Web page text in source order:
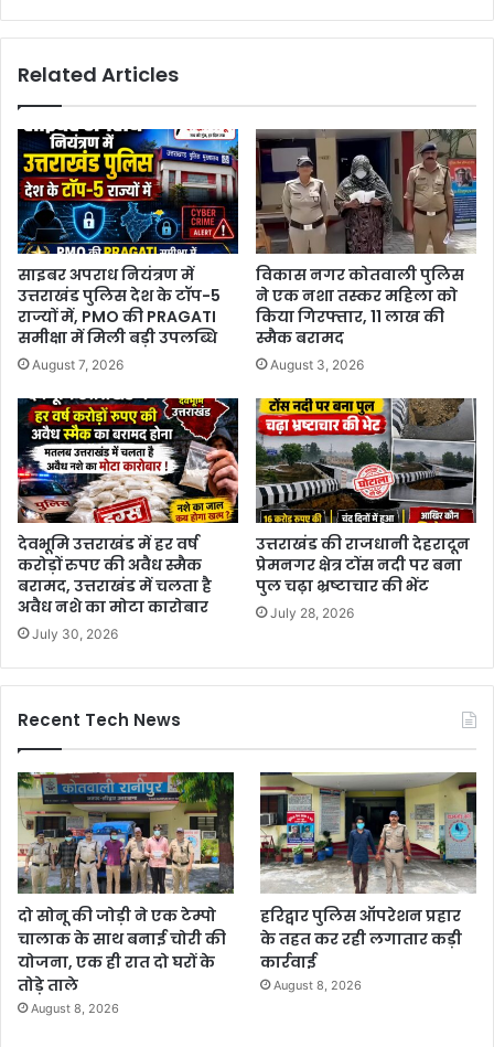
Related Articles
साइबर अपराध नियंत्रण में
उत्तराखंड पुलिस देश के टॉप-5
राज्यों में, PMO की PRAGATI
समीक्षा में मिली बड़ी उपलब्धि
August 7, 2026
विकास नगर कोतवाली पुलिस
ने एक नशा तस्कर महिला को
किया गिरफ्तार, 11 लाख की
स्मैक बरामद
August 3, 2026
देवभूमि उत्तराखंड में हर वर्ष
करोड़ों रुपए की अवैध स्मैक
बरामद, उत्तराखंड में चलता है
अवैध नशे का मोटा कारोबार
July 30, 2026
उत्तराखंड की राजधानी देहरादून
प्रेमनगर क्षेत्र टोंस नदी पर बना
पुल चढ़ा भ्रष्टाचार की भेंट
July 28, 2026
Recent Tech News
दो सोनू की जोड़ी ने एक टेम्पो
चालाक के साथ बनाई चोरी की
योजना, एक ही रात दो घरों के
तोड़े ताले
August 8, 2026
हरिद्वार पुलिस ऑपरेशन प्रहार
के तहत कर रही लगातार कड़ी
कार्रवाई
August 8, 2026